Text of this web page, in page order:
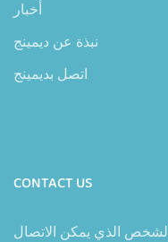
أخبار
نبذة عن ديمينج
اتصل بديمينج
CONTACT US
الشخص الذي يمكن الاتصال